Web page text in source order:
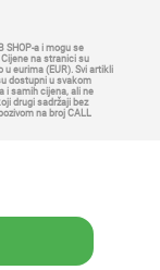
SHOP-a i mogu se
na stranici su
eurima (EUR). Svi artikli
dostupni u svakom
i samih cijena, ali ne
drugi sadržaji bez
na broj CALL